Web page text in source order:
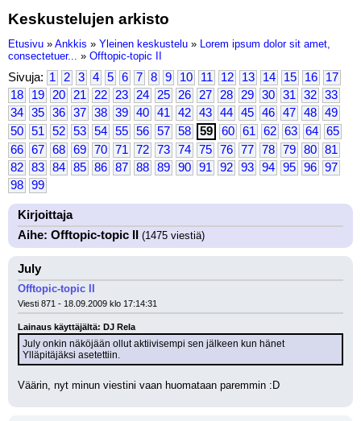
Keskustelujen arkisto
Etusivu » Ankkis » Yleinen keskustelu » Lorem ipsum dolor sit amet,
consectetuer... » Offtopic-topic II
Sivuja: 1 2 3 4 5 6 7 8 9 10 11 12 13 14 15 16
17
18
19 20 21 22 23 24 25 26 27 28 29 30 31 32
33
34
35 36 37 38 39 40 41 42 43 44 45 46 47 48
49
50
51 52 53 54 55 56 57 58 59 60 61 62 63 64
65
66
67 68 69 70 71 72 73 74 75 76 77 78 79 80
81
82
83 84 85 86 87 88 89 90 91 92 93 94 95 96
97
98
99
Kirjoittaja
Aihe: Offtopic-topic II
(1475 viestiä)
July
Offtopic-topic II
Viesti 871 - 18.09.2009 klo 17:14:31
Lainaus käyttäjältä: DJ Rela
July onkin näköjään ollut aktiivisempi sen jälkeen kun hänet
Ylläpitäjäksi asetettiin.
Väärin, nyt minun viestini vaan huomataan paremmin :D